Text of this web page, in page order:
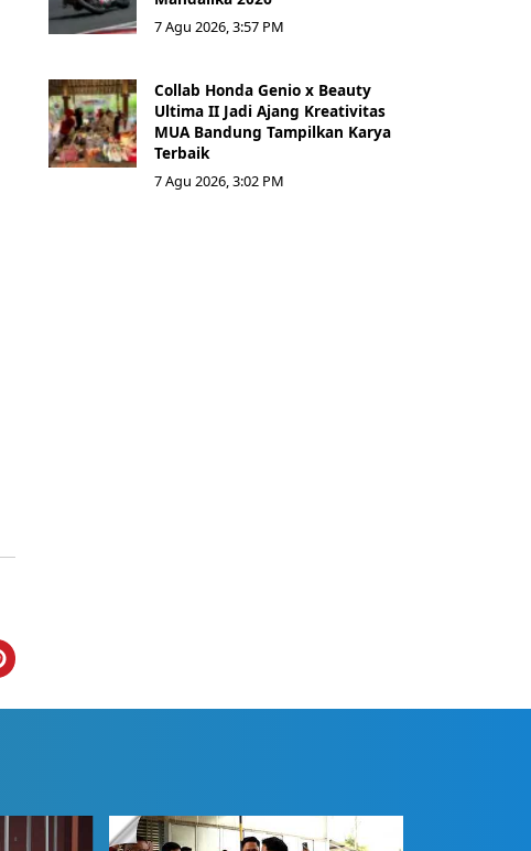
7 Agu 2026, 3:57 PM
Collab Honda Genio x Beauty
Ultima II Jadi Ajang Kreativitas
MUA Bandung Tampilkan Karya
Terbaik
7 Agu 2026, 3:02 PM